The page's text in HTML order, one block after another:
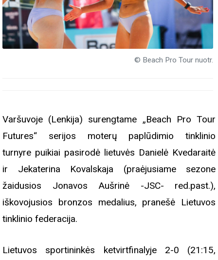
© Beach Pro Tour nuotr.
Varšuvoje (Lenkija) surengtame „Beach Pro Tour
Futures“ serijos moterų paplūdimio tinklinio
turnyre puikiai pasirodė lietuvės Danielė Kvedaraitė
ir Jekaterina Kovalskaja (praėjusiame sezone
žaidusios Jonavos Aušrinė -JSC- red.past.),
iškovojusios bronzos medalius, pranešė Lietuvos
tinklinio federacija.
Lietuvos sportininkės ketvirtfinalyje 2-0 (21:15,